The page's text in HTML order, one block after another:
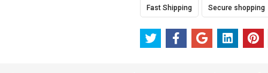
Fast Shipping Secure shopping